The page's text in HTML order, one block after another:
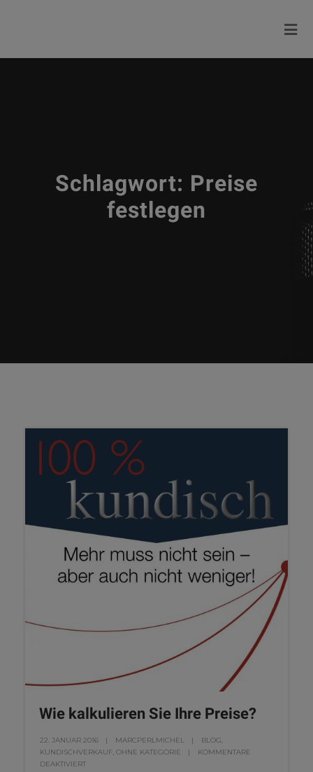
Schlagwort: Preise
festlegen
Wie kalkulieren Sie Ihre Preise?
22. JANUAR 2016 MARCPERLMICHEL BLOG,
KUNDISCHVERKAUF, OHNE KATEGORIE
KOMMENTARE
DEAKTIVIERT